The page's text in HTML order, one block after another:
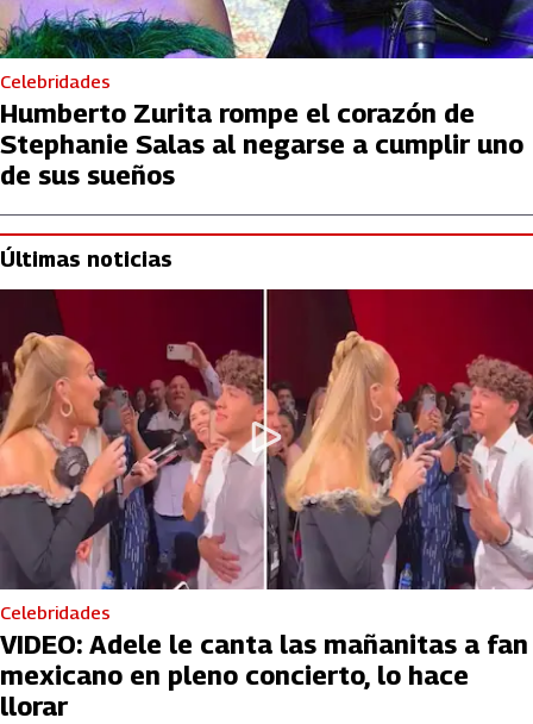
Celebridades
Humberto Zurita rompe el corazón de
Stephanie Salas al negarse a cumplir uno
de sus sueños
Últimas noticias
Celebridades
VIDEO: Adele le canta las mañanitas a fan
mexicano en pleno concierto, lo hace
llorar